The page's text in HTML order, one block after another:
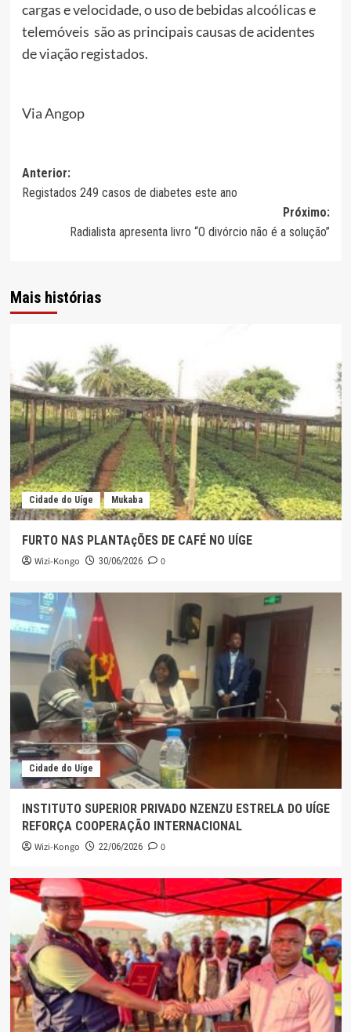
cargas e velocidade, o uso de bebidas alcoólicas e
telemóveis são as principais causas de acidentes
de viação registados.
Via Angop
Navegação
de
artigos
Anterior:
Registados 249 casos de diabetes este ano
Próximo:
Radialista apresenta livro “O divórcio não é a solução”
Mais histórias
Cidade do Uíge Mukaba
FURTO NAS PLANTAçÕES DE CAFÉ NO UÍGE
Wizi-Kongo 30/06/2026 0
Cidade do Uíge
INSTITUTO SUPERIOR PRIVADO NZENZU ESTRELA DO UÍGE
REFORÇA COOPERAÇÃO INTERNACIONAL
Wizi-Kongo 22/06/2026 0